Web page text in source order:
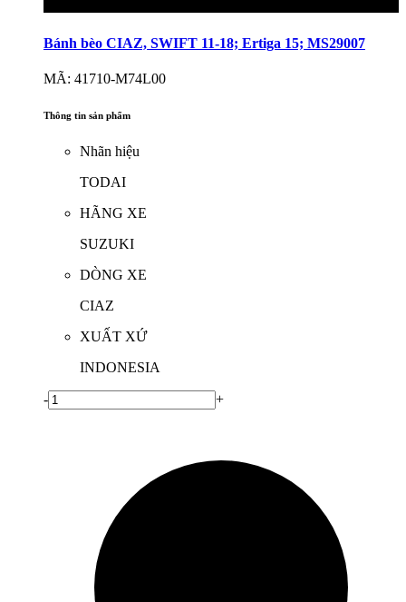
Bánh bèo CIAZ, SWIFT 11-18; Ertiga 15; MS29007
MÃ: 41710-M74L00
Thông tin sản phẩm
Nhãn hiệu
TODAI
HÃNG XE
SUZUKI
DÒNG XE
CIAZ
XUẤT XỨ
INDONESIA
- +